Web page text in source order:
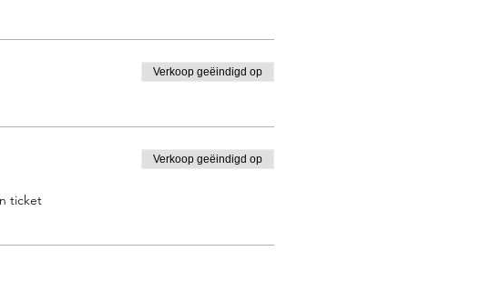
Verkoop geëindigd op
ticket
Verkoop geëindigd op